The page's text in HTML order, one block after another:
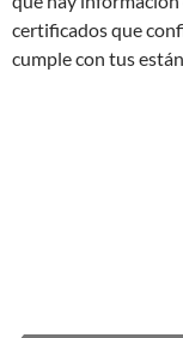
certificados que
cumple con tus